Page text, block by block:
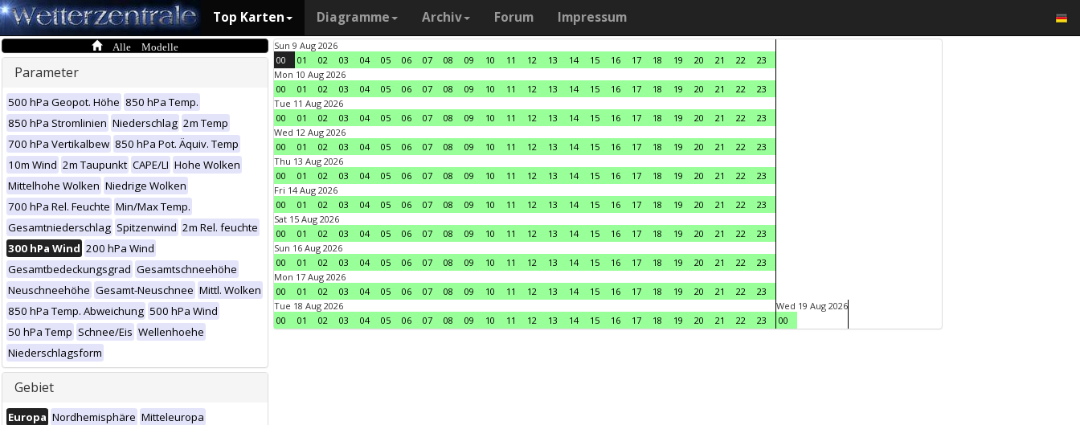
Top Karten Diagramme Archiv Forum Impressum
Alle Modelle
Parameter
500 hPa Geopot. Höhe 850 hPa Temp.
850 hPa Stromlinien Niederschlag 2m Temp
700 hPa Vertikalbew 850 hPa Pot. Äquiv. Temp
10m Wind 2m Taupunkt CAPE/LI Hohe Wolken
Mittelhohe Wolken Niedrige Wolken
700 hPa Rel. Feuchte Min/Max Temp.
Gesamtniederschlag Spitzenwind 2m Rel. feuchte
300 hPa Wind 200 hPa Wind
Gesamtbedeckungsgrad Gesamtschneehöhe
Neuschneehöhe Gesamt-Neuschnee Mittl. Wolken
850 hPa Temp. Abweichung 500 hPa Wind
50 hPa Temp Schnee/Eis Wellenhoehe
Niederschlagsform
Gebiet
Europa Nordhemisphäre Mitteleuropa
Sun 9 Aug 2026
00
01 02 03 04 05 06 07 08 09 10 11 12 13 14 15 16 17 18 19 20 21 22
23
Mon 10 Aug 2026
00
01 02 03 04 05 06 07 08 09 10 11 12 13 14 15 16 17 18 19 20 21 22
23
Tue 11 Aug 2026
00
01 02 03 04 05 06 07 08 09 10 11 12 13 14 15 16 17 18 19 20 21 22
23
Wed 12 Aug 2026
00
01 02 03 04 05 06 07 08 09 10 11 12 13 14 15 16 17 18 19 20 21 22
23
Thu 13 Aug 2026
00
01 02 03 04 05 06 07 08 09 10 11 12 13 14 15 16 17 18 19 20 21 22
23
Fri 14 Aug 2026
00
01 02 03 04 05 06 07 08 09 10 11 12 13 14 15 16 17 18 19 20 21 22
23
Sat 15 Aug 2026
00
01 02 03 04 05 06 07 08 09 10 11 12 13 14 15 16 17 18 19 20 21 22
23
Sun 16 Aug 2026
00
01 02 03 04 05 06 07 08 09 10 11 12 13 14 15 16 17 18 19 20 21 22
23
Mon 17 Aug 2026
00
01 02 03 04 05 06 07 08 09 10 11 12 13 14 15 16 17 18 19 20 21 22
23
Tue 18 Aug 2026
00
01 02 03 04 05 06 07 08 09 10 11 12 13 14 15 16 17 18 19 20 21 22 23
Wed 19 Aug 2026
00